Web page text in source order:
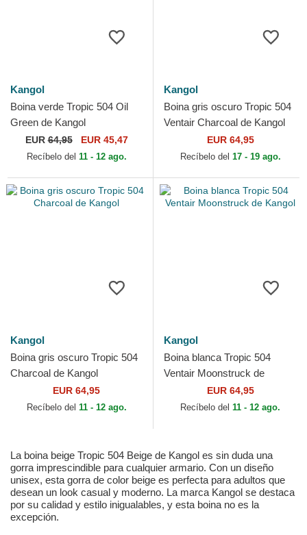
Kangol
Boina verde Tropic 504 Oil
Green de Kangol
EUR64,95 EUR 45,47
Recíbelo del 11 - 12 ago.
Kangol
Boina gris oscuro Tropic 504
Ventair Charcoal de Kangol
EUR 64,95
Recíbelo del 17 - 19 ago.
Kangol
Boina gris oscuro Tropic 504
Charcoal de Kangol
EUR 64,95
Recíbelo del 11 - 12 ago.
Kangol
Boina blanca Tropic 504
Ventair Moonstruck de
EUR 64,95
Recíbelo del 11 - 12 ago.
La boina beige Tropic 504 Beige de Kangol es sin duda una
gorra imprescindible para cualquier armario. Con un diseño
unisex, esta gorra de color beige es perfecta para adultos que
desean un look casual y moderno. La marca Kangol se destaca
por su calidad y estilo inigualables, y esta boina no es la
excepción.